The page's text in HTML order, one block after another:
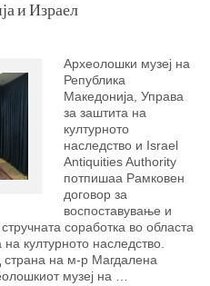
и Израел
Археолошки музеј на
Република
Македонија, Управа
за заштита на
културното
наследство и Israel
Antiquities Authority
потпишаа Рамковен
договор за
воспоставување и
соработка во областа
културното наследство.
на м-р Магдалена
музеј на …